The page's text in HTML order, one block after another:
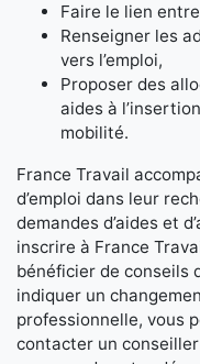
Faire le lien
Renseigner les
vers l’emploi,
Proposer des
aides à
mobilité.
France Travail
d’emploi dans leur
demandes d’aides et
inscrire à France
bénéficier de conseils
indiquer un
professionnelle, vous
contacter un conseiller